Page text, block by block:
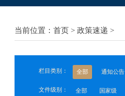
当前位置：首页 > 政策速递 >
栏目类别： 全部 通知公告
文件级别： 全部 国家级